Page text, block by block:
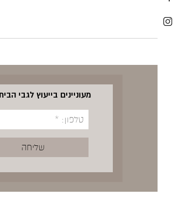
מעוניינים בייעוץ לגבי